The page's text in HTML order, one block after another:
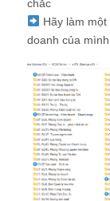
chắc
Hãy làm
doanh của